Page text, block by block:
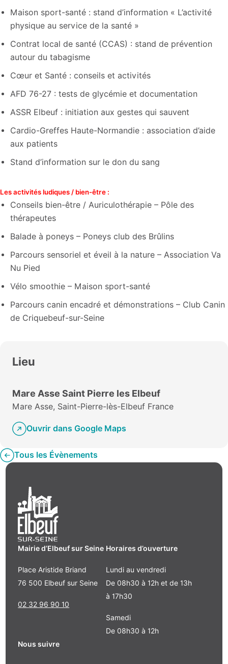
Maison sport-santé : stand d’information « L’activité
physique au service de la santé »
Contrat local de santé (CCAS) : stand de prévention
autour du tabagisme
Cœur et Santé : conseils et activités
AFD 76-27 : tests de glycémie et documentation
ASSR Elbeuf : initiation aux gestes qui sauvent
Cardio-Greffes Haute-Normandie : association d’aide
aux patients
Stand d’information sur le don du sang
Les activités ludiques / bien-être :
Conseils bien-être / Auriculothérapie – Pôle des
thérapeutes
Balade à poneys – Poneys club des Brûlins
Parcours sensoriel et éveil à la nature – Association Va
Nu Pied
Vélo smoothie – Maison sport-santé
Parcours canin encadré et démonstrations – Club Canin
de Criquebeuf-sur-Seine
Lieu
Mare Asse Saint Pierre les Elbeuf
Mare Asse, Saint-Pierre-lès-Elbeuf France
Ouvrir dans Google Maps
Tous les Évènements
Mairie d’Elbeuf sur Seine
Place Aristide Briand
76 500 Elbeuf sur Seine
02 32 96 90 10
Horaires d’ouverture
Lundi au vendredi
De 08h30 à 12h et de 13h
à 17h30
Samedi
De 08h30 à 12h
Nous suivre